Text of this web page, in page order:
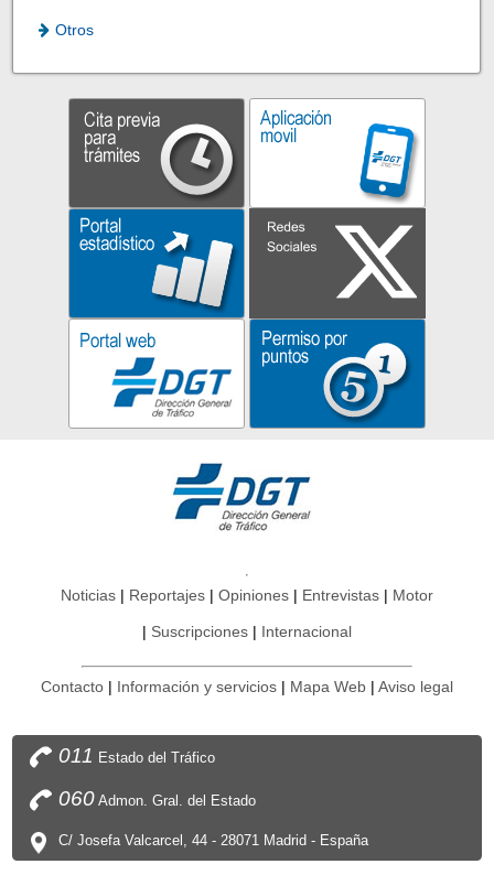
Otros
Noticias Reportajes Opiniones Entrevistas Motor
Suscripciones Internacional
Contacto Información y servicios Mapa Web Aviso legal
011 Estado del Tráfico
060Admon. Gral. del Estado
C/ Josefa Valcarcel, 44 - 28071 Madrid - España